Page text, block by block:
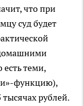
что при
суд будет
теми,
функцию),
рублей.